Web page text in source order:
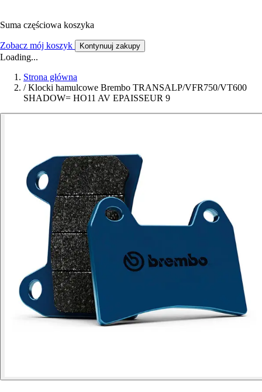
Suma częściowa koszyka
Zobacz mój koszyk Kontynuuj zakupy
Loading...
Strona główna
/ Klocki hamulcowe Brembo TRANSALP/VFR750/VT600
SHADOW= HO11 AV EPAISSEUR 9